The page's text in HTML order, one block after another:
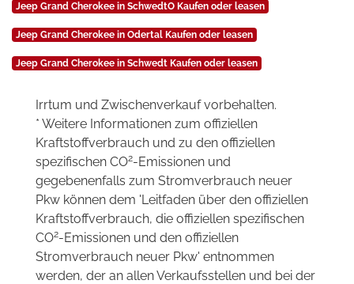
Jeep Grand Cherokee in SchwedtO Kaufen oder leasen
Jeep Grand Cherokee in Odertal Kaufen oder leasen
Jeep Grand Cherokee in Schwedt Kaufen oder leasen
Irrtum und Zwischenverkauf vorbehalten.
* Weitere Informationen zum offiziellen
Kraftstoffverbrauch und zu den offiziellen
spezifischen CO2-Emissionen und
gegebenenfalls zum Stromverbrauch neuer
Pkw können dem 'Leitfaden über den offiziellen
Kraftstoffverbrauch, die offiziellen spezifischen
CO2-Emissionen und den offiziellen
Stromverbrauch neuer Pkw' entnommen
werden, der an allen Verkaufsstellen und bei der